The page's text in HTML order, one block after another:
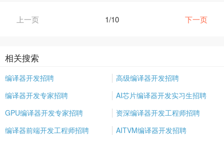
上一页 1/10 下一页
相关搜索
编译器开发招聘
高级编译器开发招聘
编译器开发专家招聘
AI芯片编译器开发实习生招聘
GPU编译器开发专家招聘
资深编译器开发工程师招聘
编译器前端开发工程师招聘
AITVM编译器开发招聘